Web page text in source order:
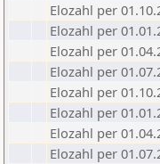
Elozahl per
Elozahl per
Elozahl per
Elozahl per
Elozahl per
Elozahl per
Elozahl per
Elozahl per